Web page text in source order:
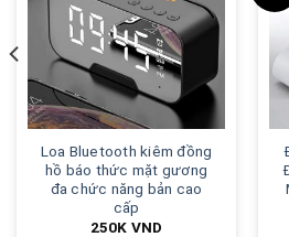
Loa Bluetooth kiêm đồng
hồ báo thức mặt gương
đa chức năng bản cao
cấp
250K VND